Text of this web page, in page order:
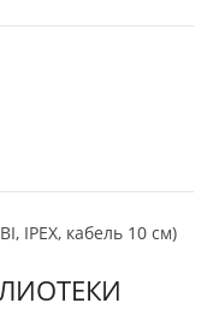
IPEX, кабель 10 см)